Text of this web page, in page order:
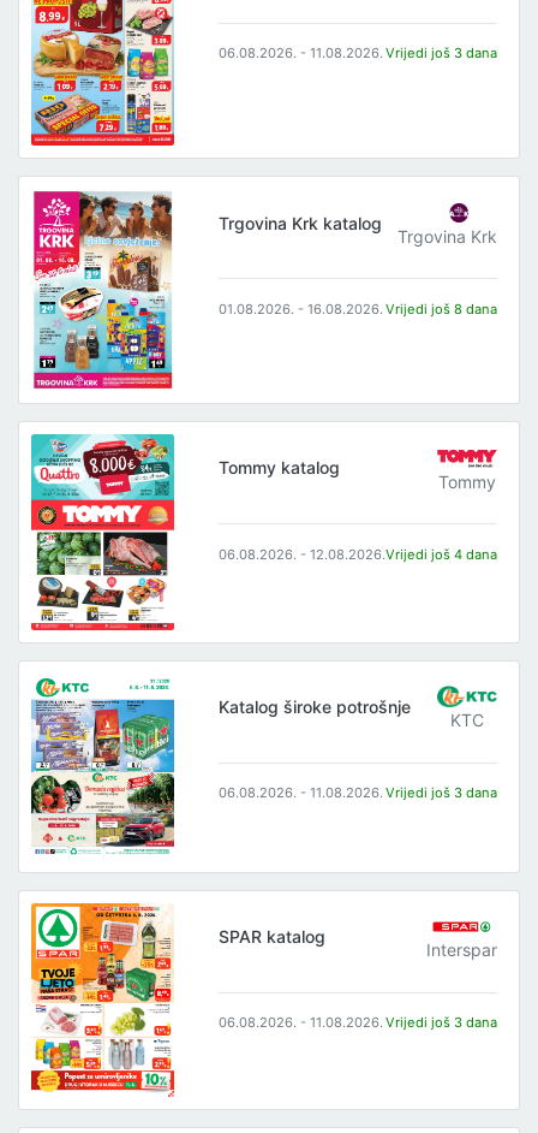
06.08.2026. - 11.08.2026. Vrijedi još 3 dana
Trgovina Krk katalog
Trgovina Krk
01.08.2026. - 16.08.2026. Vrijedi još 8 dana
Tommy katalog
Tommy
06.08.2026. - 12.08.2026.Vrijedi još 4 dana
Katalog široke potrošnje
KTC
06.08.2026. - 11.08.2026. Vrijedi još 3 dana
SPAR katalog
Interspar
06.08.2026. - 11.08.2026. Vrijedi još 3 dana